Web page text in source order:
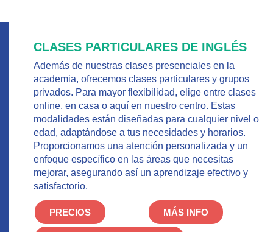
CLASES PARTICULARES DE INGLÉS
Además de nuestras clases presenciales en la
academia, ofrecemos clases particulares y grupos
privados. Para mayor flexibilidad, elige entre clases
online, en casa o aquí en nuestro centro. Estas
modalidades están diseñadas para cualquier nivel o
edad, adaptándose a tus necesidades y horarios.
Proporcionamos una atención personalizada y un
enfoque específico en las áreas que necesitas
mejorar, asegurando así un aprendizaje efectivo y
satisfactorio.
PRECIOS MÁS INFO